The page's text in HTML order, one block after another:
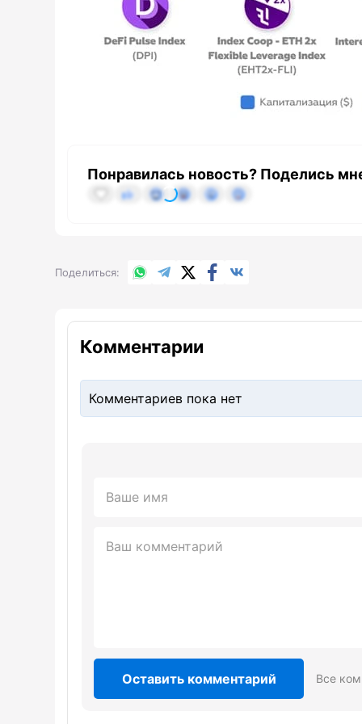
Понравилась новость? Поделись
Поделиться WhatsApp
TelegramX.comFacebook
Комментарии
Комментариев пока нет
Оставить комментарий Все